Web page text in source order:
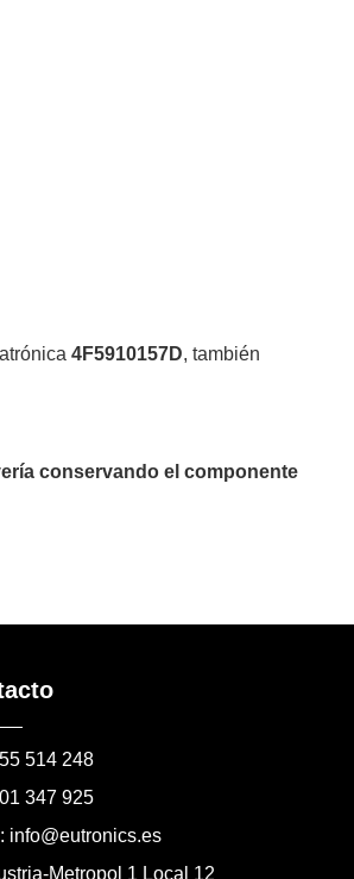
4F5910157D, también
conservando el componente
514 248
347 925
info@eutronics.es
Metropol 1 Local 12